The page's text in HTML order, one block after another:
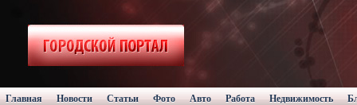
Главная Новости Статьи Фото Авто Работа Недвижимость